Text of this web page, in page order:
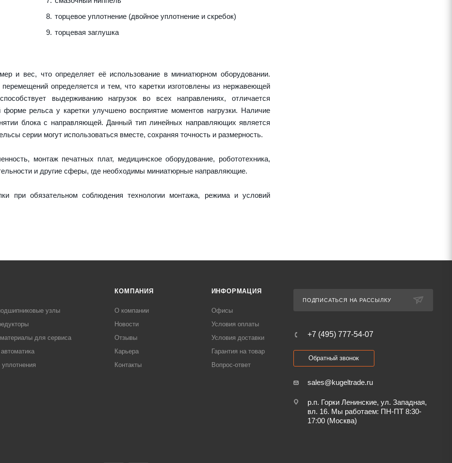
торцевое уплотнение (двойное уплотнение и скребок)
торцевая заглушка
и вес, что определяет её использование в миниатюрном оборудовании.
определяется и тем, что каретки изготовлены из нержавеющей
выдерживанию нагрузок во всех направлениях, отличается
рельса у каретки улучшено восприятие моментов нагрузки. Наличие
блока с направляющей. Данный тип линейных направляющих является
серии могут использоваться вместе, сохраняя точность и размерность.
монтаж печатных плат, медицинское оборудование, робототехника,
и другие сферы, где необходимы миниатюрные направляющие.
при обязательном соблюдения технологии монтажа, режима и условий
узлы
для сервиса
КОМПАНИЯ
О компании
Новости
Отзывы
Карьера
Контакты
ИНФОРМАЦИЯ
Офисы
Условия оплаты
Условия доставки
Гарантия на товар
Вопрос-ответ
ПОДПИСАТЬСЯ НА РАССЫЛКУ
+7 (495) 777-54-07
Обратный звонок
sales@kugeltrade.ru
р.п. Горки Ленинские, ул. Западная,
вл. 16. Мы работаем: ПН-ПТ 8:30-
17:00 (Москва)